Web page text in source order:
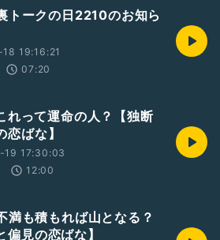
ークの日2210のお知ら
19:16:21
07:20
って運命の人？【独断
恋ばな】
17:30:03
12:00
も積もれば山となる？
偏見の恋ばな】